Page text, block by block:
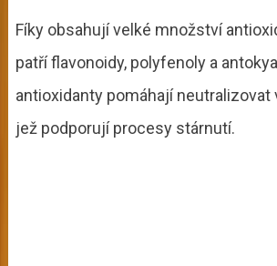
Fíky obsahují velké množství
patří flavonoidy, polyfenoly a
antioxidanty pomáhají neutralizovat
jež podporují procesy stárnutí.